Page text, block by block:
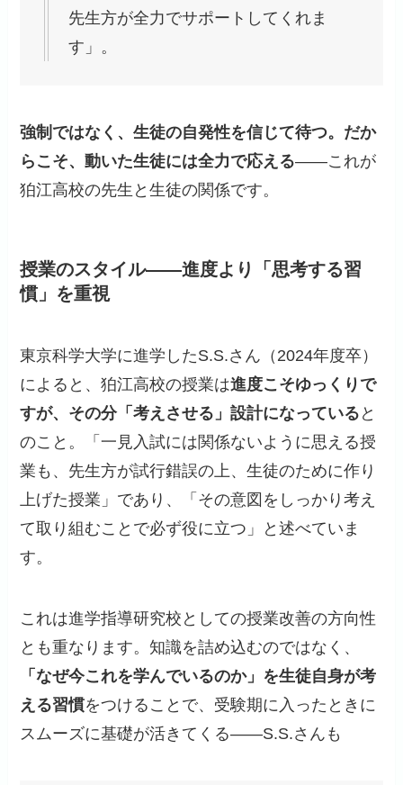
先生方が全力でサポートしてくれま
す」。
強制ではなく、生徒の自発性を信じて待つ。だか
らこそ、動いた生徒には全力で応える——これが
狛江高校の先生と生徒の関係です。
授業のスタイル——進度より「思考する習
慣」を重視
東京科学大学に進学したS.S.さん（2024年度卒）
によると、狛江高校の授業は進度こそゆっくりで
すが、その分「考えさせる」設計になっている と
のこと。「一見入試には関係ないように思える授
業も、先生方が試行錯誤の上、生徒のために作り
上げた授業」であり、「その意図をしっかり考え
て取り組むことで必ず役に立つ」と述べていま
す。
これは進学指導研究校としての授業改善の方向性
とも重なります。知識を詰め込むのではなく、
「なぜ今これを学んでいるのか」を生徒自身が考
える習慣をつけることで、受験期に入ったときに
スムーズに基礎が活きてくる——S.S.さんも